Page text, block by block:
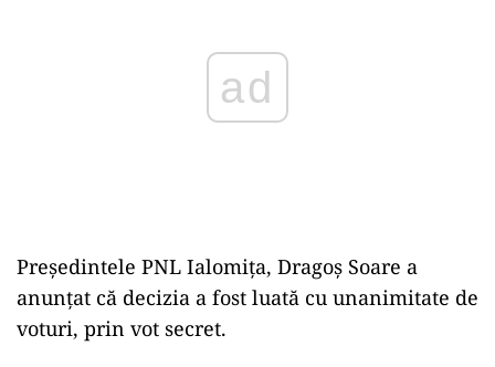
Președintele PNL Ialomița, Dragoș Soare a
anunțat că decizia a fost luată cu unanimitate de
voturi, prin vot secret.